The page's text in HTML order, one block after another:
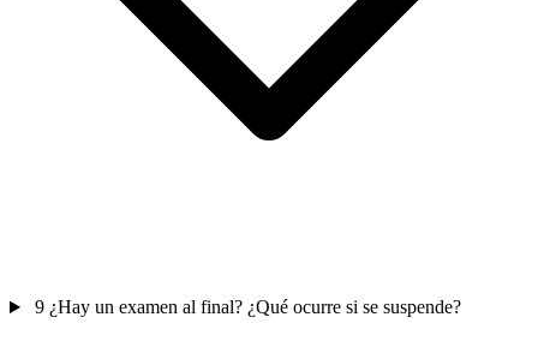
9 ¿Hay un examen al final? ¿Qué ocurre si se suspende?